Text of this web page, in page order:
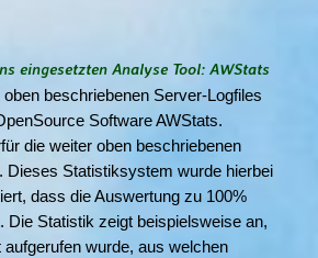
eingesetzten Analyse Tool: AWStats
beschriebenen Server-Logfiles
Software AWStats.
die weiter oben beschriebenen
Dieses Statistiksystem wurde hierbei
dass die Auswertung zu 100%
Die Statistik zeigt beispielsweise an,
wurde, aus welchen